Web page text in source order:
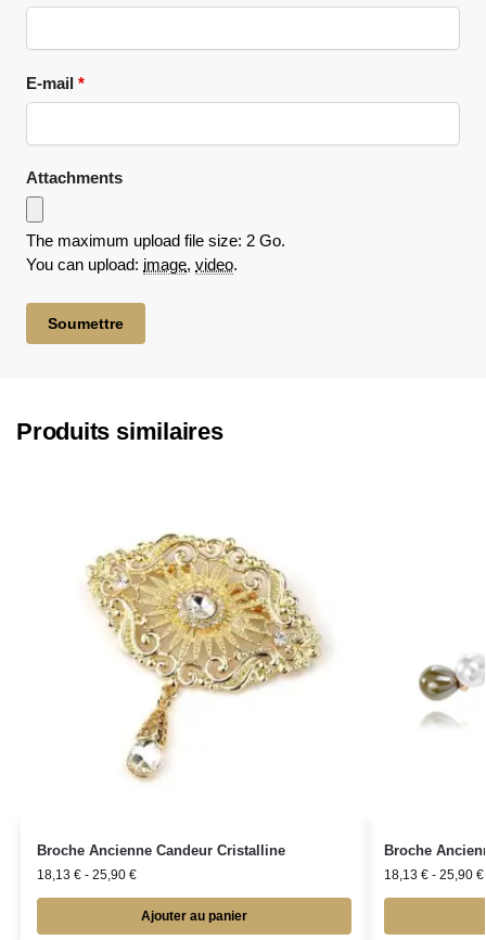
E-mail *
Attachments
The maximum upload file size: 2 Go.
You can upload: image, video.
Produits similaires
Broche Ancienne Candeur Cristalline
18,13 €- 25,90 €
Ajouter au panier
Broche
18,13 €- 25,90 €